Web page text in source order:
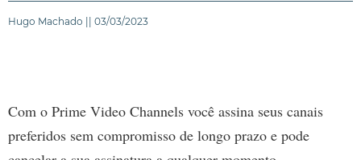
Hugo Machado || 03/03/2023
Com o Prime Video Channels você assina seus canais
preferidos sem compromisso de longo prazo e pode